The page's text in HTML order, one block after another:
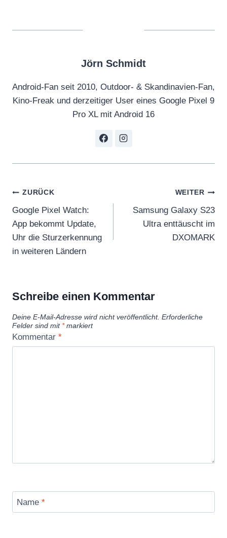
Jörn Schmidt
Android-Fan seit 2010, Outdoor- & Skandinavien-Fan,
Kino-Freak und derzeitiger User eines Google Pixel 9
Pro XL mit Android 16
Beitragsnavigation
ZURÜCK
Google Pixel Watch:
App bekommt Update,
Uhr die Sturzerkennung
in weiteren Ländern
WEITER
Samsung Galaxy S23
Ultra enttäuscht im
DXOMARK
Schreibe einen Kommentar
Deine E-Mail-Adresse wird nicht veröffentlicht. Erforderliche
Felder sind mit *markiert
Kommentar *
Name *